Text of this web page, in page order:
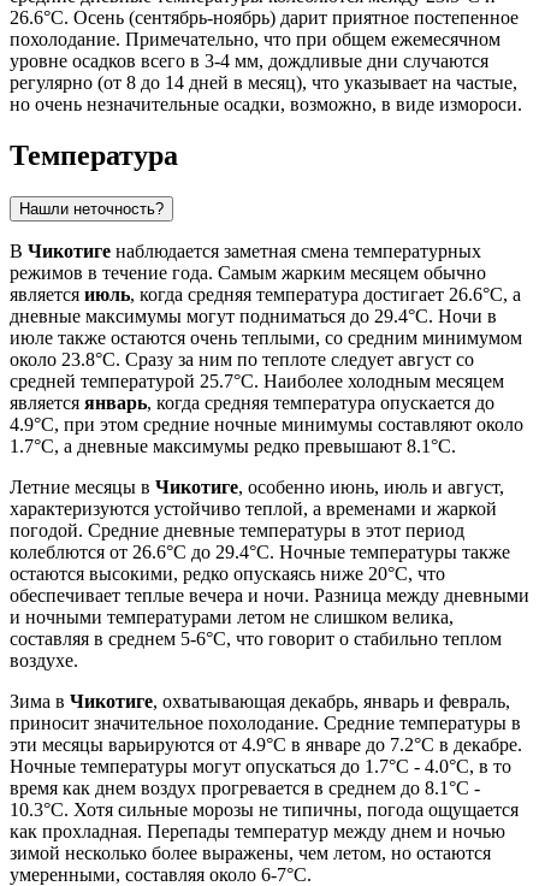
26.6°C. Осень (сентябрь-ноябрь) дарит приятное постепенное
похолодание. Примечательно, что при общем ежемесячном
уровне осадков всего в 3-4 мм, дождливые дни случаются
регулярно (от 8 до 14 дней в месяц), что указывает на частые,
но очень незначительные осадки, возможно, в виде измороси.
Температура
Нашли неточность?
В Чикотиге наблюдается заметная смена температурных
режимов в течение года. Самым жарким месяцем обычно
является июль, когда средняя температура достигает 26.6°C, а
дневные максимумы могут подниматься до 29.4°C. Ночи в
июле также остаются очень теплыми, со средним минимумом
около 23.8°C. Сразу за ним по теплоте следует август со
средней температурой 25.7°C. Наиболее холодным месяцем
является январь, когда средняя температура опускается до
4.9°C, при этом средние ночные минимумы составляют около
1.7°C, а дневные максимумы редко превышают 8.1°C.
Летние месяцы в Чикотиге, особенно июнь, июль и август,
характеризуются устойчиво теплой, а временами и жаркой
погодой. Средние дневные температуры в этот период
колеблются от 26.6°C до 29.4°C. Ночные температуры также
остаются высокими, редко опускаясь ниже 20°C, что
обеспечивает теплые вечера и ночи. Разница между дневными
и ночными температурами летом не слишком велика,
составляя в среднем 5-6°C, что говорит о стабильно теплом
воздухе.
Зима в Чикотиге, охватывающая декабрь, январь и февраль,
приносит значительное похолодание. Средние температуры в
эти месяцы варьируются от 4.9°C в январе до 7.2°C в декабре.
Ночные температуры могут опускаться до 1.7°C - 4.0°C, в то
время как днем воздух прогревается в среднем до 8.1°C -
10.3°C. Хотя сильные морозы не типичны, погода ощущается
как прохладная. Перепады температур между днем и ночью
зимой несколько более выражены, чем летом, но остаются
умеренными, составляя около 6-7°C.